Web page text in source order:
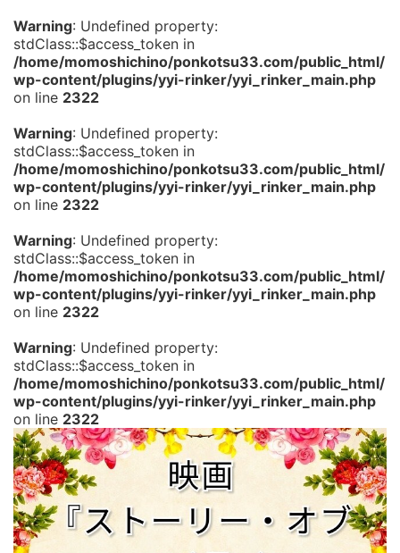
Warning: Undefined property:
stdClass::$access_token in
/home/momoshichino/ponkotsu33.com/public_html/
wp-content/plugins/yyi-rinker/yyi_rinker_main.php
on line 2322
Warning: Undefined property:
stdClass::$access_token in
/home/momoshichino/ponkotsu33.com/public_html/
wp-content/plugins/yyi-rinker/yyi_rinker_main.php
on line 2322
Warning: Undefined property:
stdClass::$access_token in
/home/momoshichino/ponkotsu33.com/public_html/
wp-content/plugins/yyi-rinker/yyi_rinker_main.php
on line 2322
Warning: Undefined property:
stdClass::$access_token in
/home/momoshichino/ponkotsu33.com/public_html/
wp-content/plugins/yyi-rinker/yyi_rinker_main.php
on line 2322